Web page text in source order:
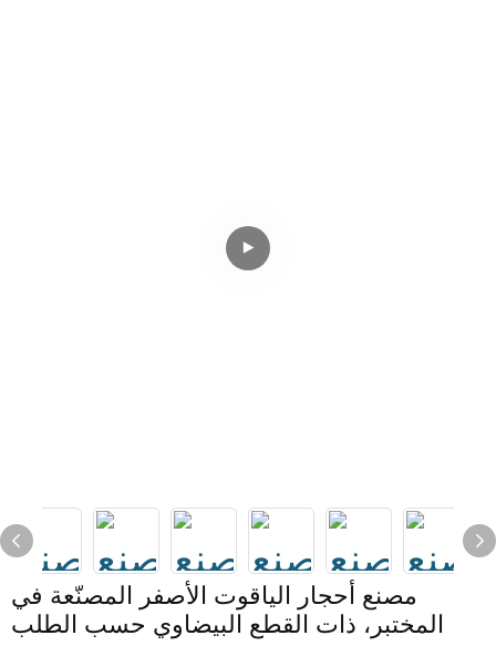
مصنع أحجار الياقوت الأصفر المصنّعة في
المختبر، ذات القطع البيضاوي حسب الطلب